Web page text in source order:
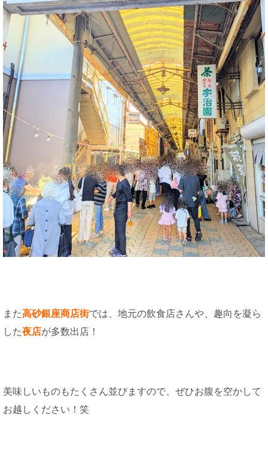
また高砂銀座商店街では、地元の飲食店さんや、趣向を凝ら
した夜店が多数出店！
美味しいものもたくさん並びますので、ぜひお腹を空かして
お越しください！笑